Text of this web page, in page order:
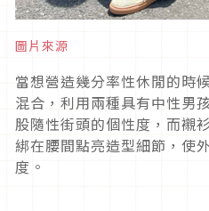
圖片來源
當想營造幾分率性休閒的時
混合，利用兩種具有中性男
股隨性街頭的個性度，而襯
綁在腰間點亮造型細節，使
度。